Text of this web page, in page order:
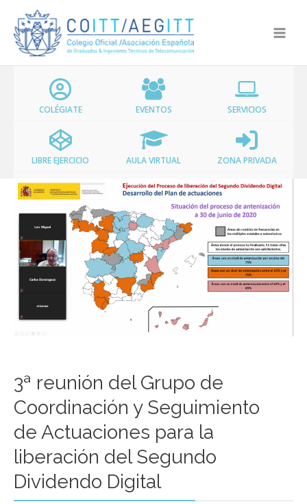
contenido
COLÉGIATE EVENTOS SERVICIOS
LIBRE EJERCICIO AULA VIRTUAL ZONA PRIVADA
3ª reunión del Grupo de
Coordinación y Seguimiento
de Actuaciones para la
liberación del Segundo
Dividendo Digital